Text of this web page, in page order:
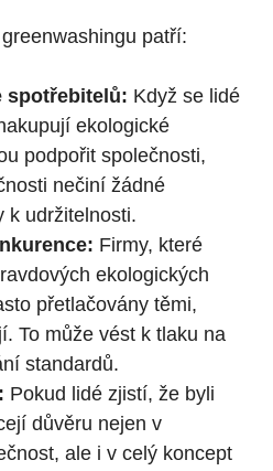
patří:
spotřebitelů: Když se lidé
ekologické
podpořit společnosti,
nečiní žádné
k udržitelnosti.
Firmy, které
ekologických
přetlačovány těmi,
To může vést k tlaku na
standardů.
Pokud lidé zjistí, že byli
důvěru nejen v
ale i v celý koncept